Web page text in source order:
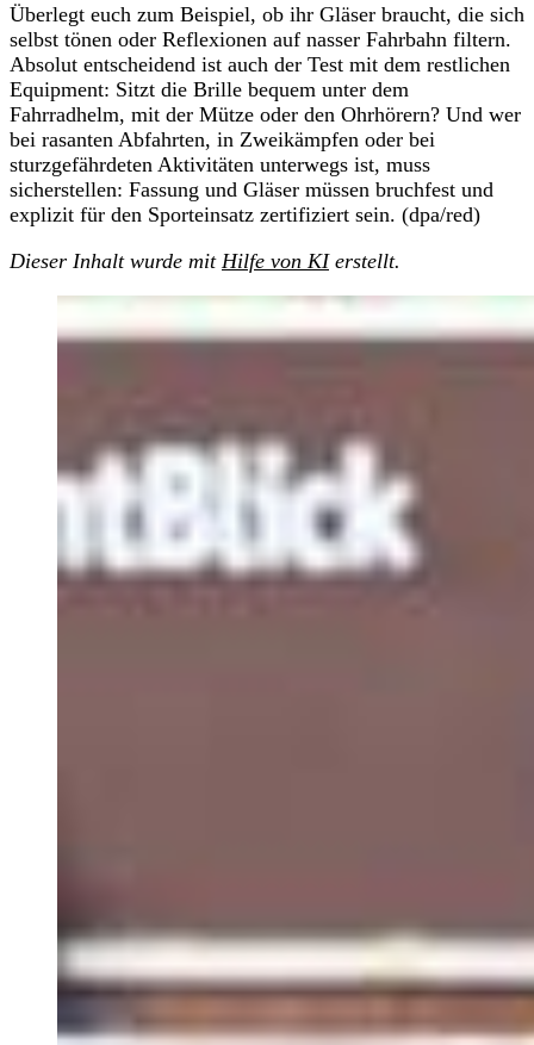
Überlegt euch zum Beispiel, ob ihr Gläser braucht, die sich
selbst tönen oder Reflexionen auf nasser Fahrbahn filtern.
Absolut entscheidend ist auch der Test mit dem restlichen
Equipment: Sitzt die Brille bequem unter dem
Fahrradhelm, mit der Mütze oder den Ohrhörern? Und wer
bei rasanten Abfahrten, in Zweikämpfen oder bei
sturzgefährdeten Aktivitäten unterwegs ist, muss
sicherstellen: Fassung und Gläser müssen bruchfest und
explizit für den Sporteinsatz zertifiziert sein. (dpa/red)
Dieser Inhalt wurde mit Hilfe von KIerstellt.